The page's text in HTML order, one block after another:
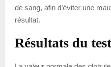
de sang, afin d’éviter une
résultat.
Résultats du test